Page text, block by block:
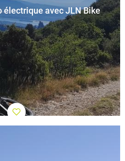
électrique avec JLN Bike